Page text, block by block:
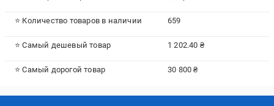
⭐ Количество товаров в наличии 659
⭐ Самый дешевый товар 1 202.40 ₴
⭐ Самый дорогой товар 30 800 ₴